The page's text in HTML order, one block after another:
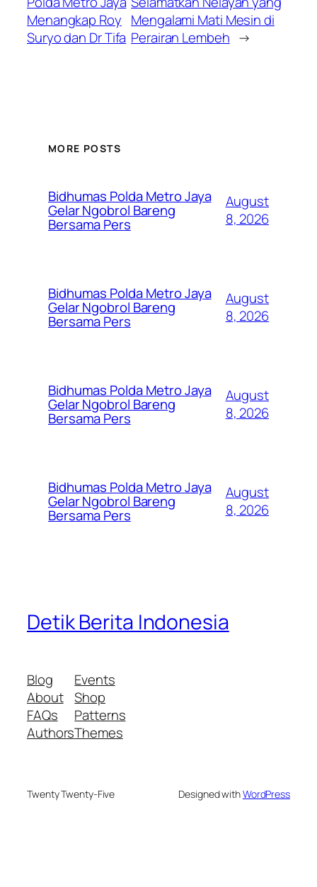
Menangkap Roy
Suryo dan Dr Tifa
Mengalami Mati Mesin di
Perairan Lembeh →
MORE POSTS
Bidhumas Polda Metro Jaya
Gelar Ngobrol Bareng
Bersama Pers
August
8, 2026
Bidhumas Polda Metro Jaya
Gelar Ngobrol Bareng
Bersama Pers
August
8, 2026
Bidhumas Polda Metro Jaya
Gelar Ngobrol Bareng
Bersama Pers
August
8, 2026
Bidhumas Polda Metro Jaya
Gelar Ngobrol Bareng
Bersama Pers
August
8, 2026
Detik Berita Indonesia
Blog
About
FAQs
Authors
Events
Shop
Patterns
Themes
Twenty Twenty-Five Designed withWordPress